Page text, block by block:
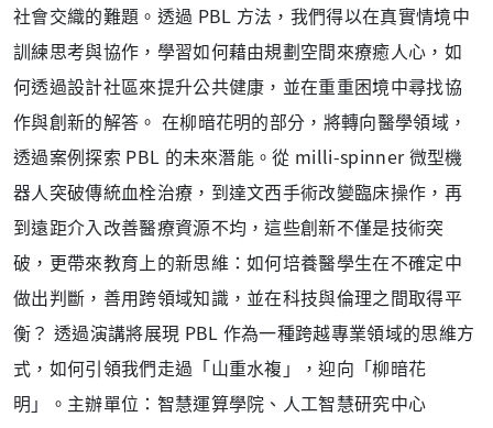
社會交織的難題。透過 PBL 方法，我們得以在真實情境中
訓練思考與協作，學習如何藉由規劃空間來療癒人心，如
何透過設計社區來提升公共健康，並在重重困境中尋找協
作與創新的解答。 在柳暗花明的部分，將轉向醫學領域，
透過案例探索 PBL 的未來潛能。從 milli-spinner 微型機
器人突破傳統血栓治療，到達文西手術改變臨床操作，再
到遠距介入改善醫療資源不均，這些創新不僅是技術突
破，更帶來教育上的新思維：如何培養醫學生在不確定中
做出判斷，善用跨領域知識，並在科技與倫理之間取得平
衡？ 透過演講將展現 PBL 作為一種跨越專業領域的思維方
式，如何引領我們走過「山重水複」，迎向「柳暗花
明」。主辦單位：智慧運算學院、人工智慧研究中心